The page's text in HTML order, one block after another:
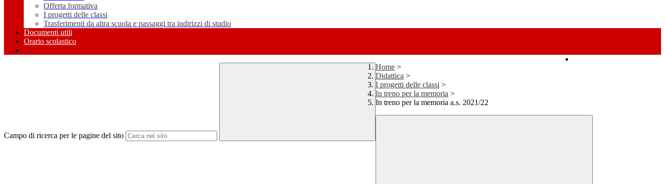
Offerta formativa
I progetti delle classi
Trasferimenti da altra scuola e passaggi tra indirizzi di studio
Documenti utili
Orario scolastico
Campo di ricerca per le pagine del sito
Home >
Didattica >
I progetti delle classi >
In treno per la memoria >
In treno per la memoria a.s. 2021/22